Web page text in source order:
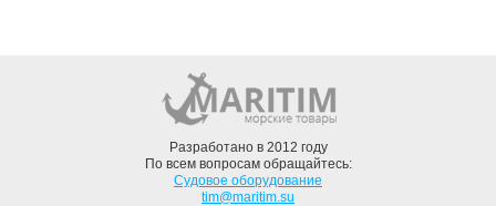
Разработано в 2012 году
По всем вопросам обращайтесь:
Судовое оборудование
tim@maritim.su